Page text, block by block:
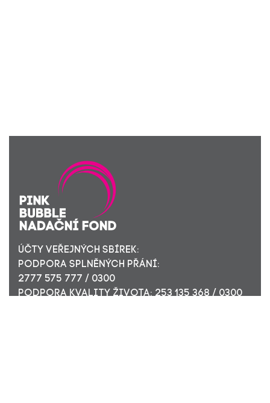
ÚČTY VEŘEJNÝCH SBÍREK:
PODPORA SPLNĚNÝCH PŘÁNÍ:
2777 575 777 / 0300
PODPORA KVALITY ŽIVOTA: 253 135 368 / 0300